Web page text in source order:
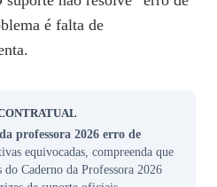
é falta de
professora 2026 erro de
equivocadas, compreenda que
Caderno da Professora 2026